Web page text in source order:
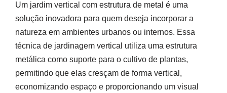
Um jardim vertical com estrutura de metal é uma
solução inovadora para quem deseja incorporar a
natureza em ambientes urbanos ou internos. Essa
técnica de jardinagem vertical utiliza uma estrutura
metálica como suporte para o cultivo de plantas,
permitindo que elas cresçam de forma vertical,
economizando espaço e proporcionando um visual